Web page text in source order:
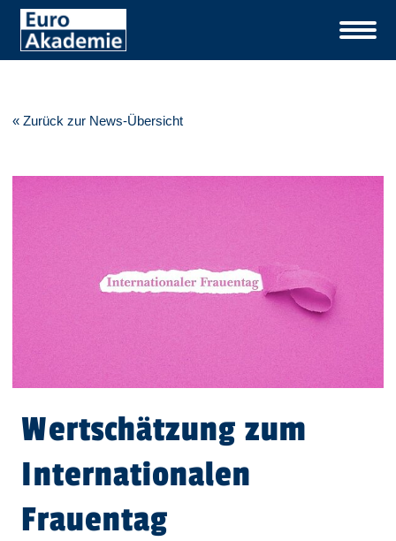
« Zurück zur News-Übersicht
Wertschätzung zum
Internationalen
Frauentag